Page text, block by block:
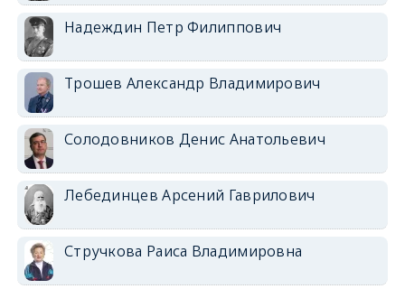
Надеждин Петр Филиппович
Трошев Александр Владимирович
Солодовников Денис Анатольевич
Лебединцев Арсений Гаврилович
Стручкова Раиса Владимировна